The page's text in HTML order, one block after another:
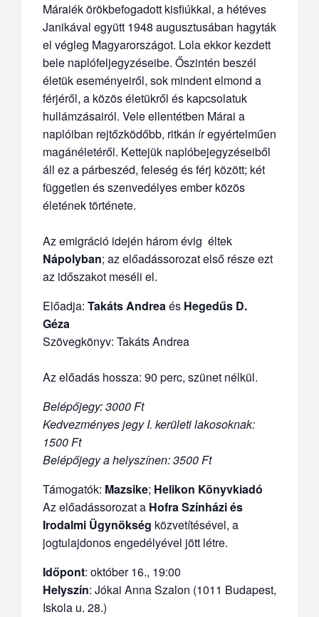
Máraiék örökbefogadott kisfiúkkal, a hétéves
Janikával együtt 1948 augusztusában hagyták
el végleg Magyarországot. Lola ekkor kezdett
bele naplófeljegyzéseibe. Őszintén beszél
életük eseményeiről, sok mindent elmond a
férjéről, a közös életükről és kapcsolatuk
hullámzásairól. Vele ellentétben Márai a
naplóiban rejtőzködőbb, ritkán ír egyértelműen
magánéletéről. Kettejük naplóbejegyzéseiből
áll ez a párbeszéd, feleség és férj között; két
független és szenvedélyes ember közös
életének története.
Az emigráció idején három évig éltek
Nápolyban; az előadássorozat első része ezt
az időszakot meséli el.
Előadja: Takáts Andreaés Hegedűs D.
Géza
Szövegkönyv: Takáts Andrea
Az előadás hossza: 90 perc, szünet nélkül.
Belépőjegy: 3000 Ft
Kedvezményes jegy I. kerületi lakosoknak:
1500 Ft
Belépőjegy a helyszínen: 3500 Ft
Támogatók: Mazsike; Helikon Könyvkiadó
Az előadássorozat a Hofra Színházi és
Irodalmi Ügynökség közvetítésével, a
jogtulajdonos engedélyével jött létre.
Időpont: október 16., 19:00
Helyszín: Jókai Anna Szalon (1011 Budapest,
Iskola u. 28.)